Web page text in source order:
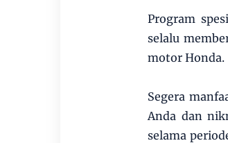
Program
selalu
motor Honda.
Segera
Anda dan
selama